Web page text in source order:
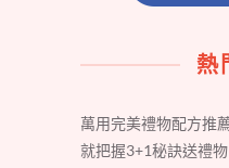
熱
萬用完美禮物配方推
就把握3+1秘訣送禮